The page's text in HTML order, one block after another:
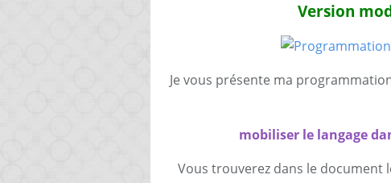
Version
Je vous présente ma
mobiliser le langage
Vous trouverez dans le